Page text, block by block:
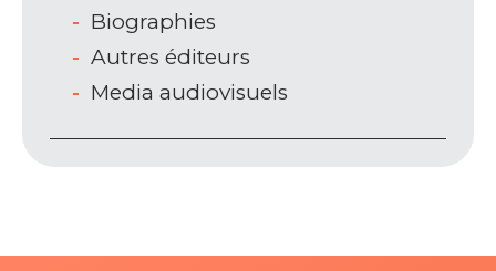
Biographies
Autres éditeurs
Media audiovisuels